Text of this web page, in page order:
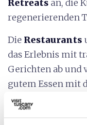
Retreats an, die
regenerierenden
Die Restaurants
das Erlebnis mit
Gerichten ab und
gutem Essen mit
Geist.
Das Resort hat